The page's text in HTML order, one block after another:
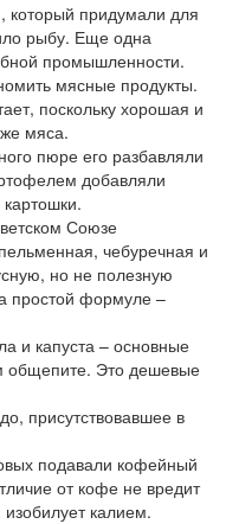
который придумали для
рыбу. Еще одна
промышленности.
мясные продукты.
поскольку хорошая и
мяса.
пюре его разбавляли
добавляли
Союзе
чебуречная и
но не полезную
простой формуле –
и капуста – основные
общепите. Это дешевые
присутствовавшее в
подавали кофейный
от кофе не вредит
калием.